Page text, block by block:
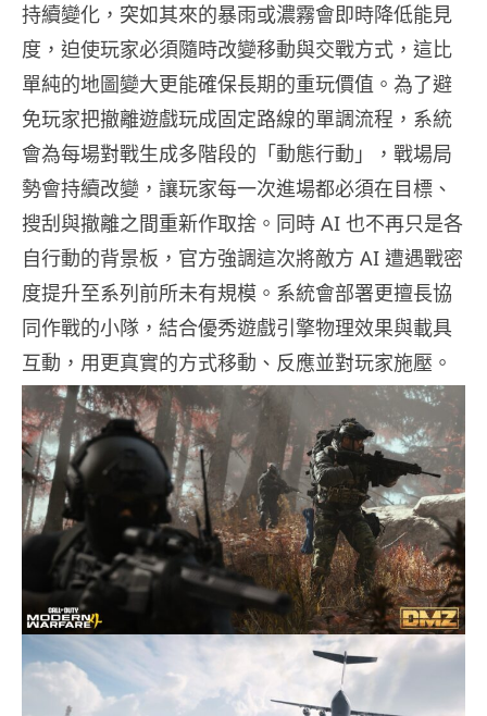
持續變化，突如其來的暴雨或濃霧會即時降低能見
度，迫使玩家必須隨時改變移動與交戰方式，這比
單純的地圖變大更能確保長期的重玩價值。為了避
免玩家把撤離遊戲玩成固定路線的單調流程，系統
會為每場對戰生成多階段的「動態行動」，戰場局
勢會持續改變，讓玩家每一次進場都必須在目標、
搜刮與撤離之間重新作取捨。同時 AI 也不再只是各
自行動的背景板，官方強調這次將敵方 AI 遭遇戰密
度提升至系列前所未有規模。系統會部署更擅長協
同作戰的小隊，結合優秀遊戲引擎物理效果與載具
互動，用更真實的方式移動、反應並對玩家施壓。